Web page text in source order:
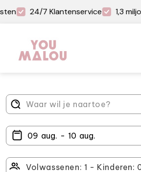
24/7 Klantenservice 1,3